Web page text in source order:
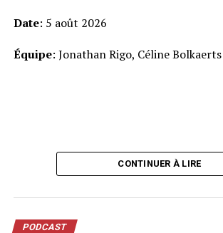
Date: 5 août 2026
Équipe: Jonathan Rigo, Céline Bolkaerts
CONTINUER À LIRE
PODCAST